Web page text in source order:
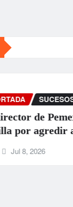
a 589 los
en
Jun 26,